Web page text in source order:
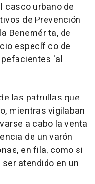
casco urbano de
de Prevención
Benemérita, de
específico de
'al
las patrullas que
mientras vigilaban
a cabo la venta
de un varón
en fila, como si
atendido en un